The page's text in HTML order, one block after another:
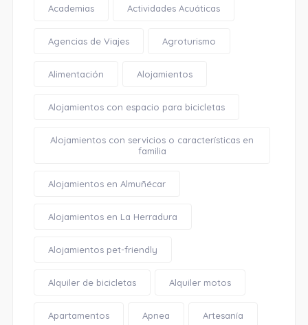
Academias Actividades Acuáticas
Agencias de Viajes Agroturismo
Alimentación Alojamientos
Alojamientos con espacio para bicicletas
Alojamientos con servicios o características en
familia
Alojamientos en Almuñécar
Alojamientos en La Herradura
Alojamientos pet-friendly
Alquiler de bicicletas Alquiler motos
Apartamentos Apnea Artesanía